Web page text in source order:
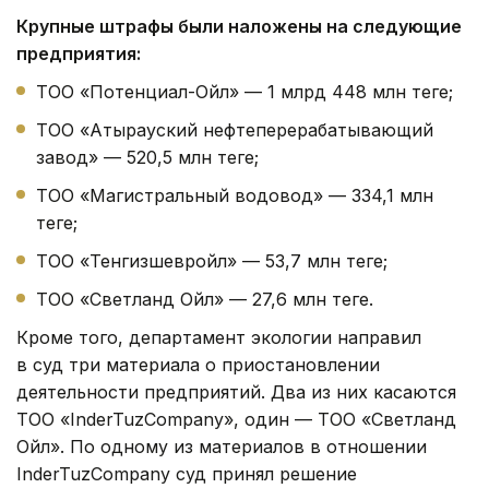
Крупные штрафы были наложены на следующие
предприятия:
ТОО «Потенциал-Ойл» — 1 млрд 448 млн теңге;
ТОО «Атырауский нефтеперерабатывающий
завод» — 520,5 млн теңге;
ТОО «Магистральный водовод» — 334,1 млн
теңге;
ТОО «Тенгизшевройл» — 53,7 млн теңге;
ТОО «Светланд Ойл» — 27,6 млн теңге.
Кроме того, департамент экологии направил
в суд три материала о приостановлении
деятельности предприятий. Два из них касаются
ТОО «InderTuzCompany», один — ТОО «Светланд
Ойл». По одному из материалов в отношении
InderTuzCompany суд принял решение